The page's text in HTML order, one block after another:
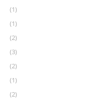
(1)
(1)
(2)
(3)
(2)
(1)
(2)